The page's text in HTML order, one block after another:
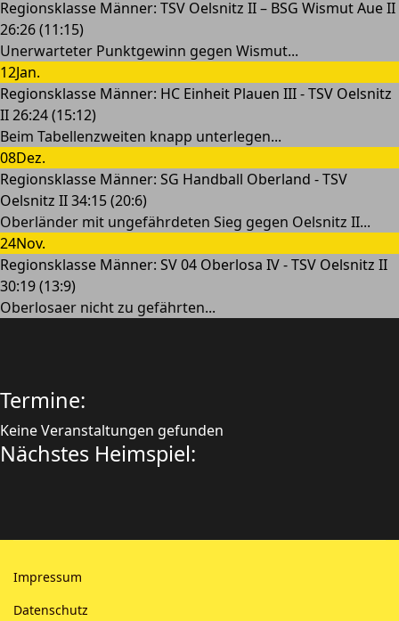
Regionsklasse Männer: TSV Oelsnitz II – BSG Wismut Aue II
26:26 (11:15)
Unerwarteter Punktgewinn gegen Wismut...
12Jan.
Regionsklasse Männer: HC Einheit Plauen III - TSV Oelsnitz
II 26:24 (15:12)
Beim Tabellenzweiten knapp unterlegen...
08Dez.
Regionsklasse Männer: SG Handball Oberland - TSV
Oelsnitz II 34:15 (20:6)
Oberländer mit ungefährdeten Sieg gegen Oelsnitz II...
24Nov.
Regionsklasse Männer: SV 04 Oberlosa IV - TSV Oelsnitz II
30:19 (13:9)
Oberlosaer nicht zu gefährten...
Termine:
Keine Veranstaltungen gefunden
Nächstes Heimspiel:
Impressum
Datenschutz